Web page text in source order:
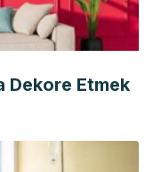
Dekore Etmek